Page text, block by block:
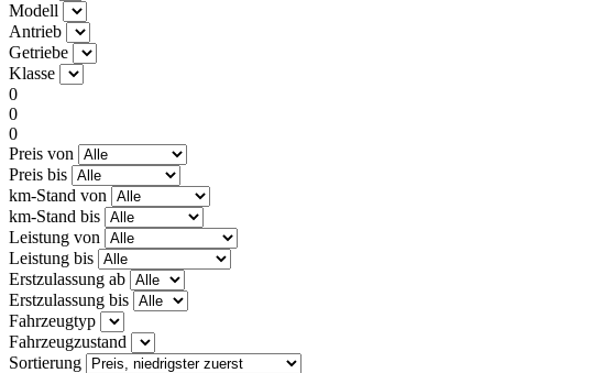
Modell
Antrieb
Getriebe
Klasse
0
0
0
Preis von
Preis bis
km-Stand von
km-Stand bis
Leistung von
Leistung bis
Erstzulassung ab
Erstzulassung bis
Fahrzeugtyp
Fahrzeugzustand
Sortierung